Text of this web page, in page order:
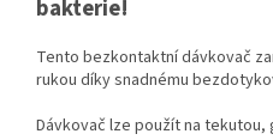
bakterie!
Tento bezkontaktní dávkovač
rukou díky snadnému
Dávkovač lze použít na tekutou,